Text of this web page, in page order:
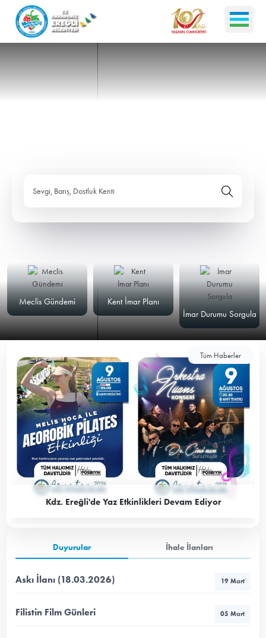
Sevgi, Barış, Dostluk Kenti
Meclis Gündemi
Kent İmar Planı
İmar Durumu Sorgula
Tüm Haberler
Kdz. Ereğli'de Yaz Etkinlikleri Devam Ediyor
Duyurular İhale İlanları
Askı İlanı (18.03.2026) 19 Mart
Filistin Film Günleri 05 Mart